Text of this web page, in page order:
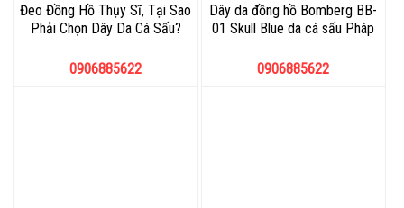
Đeo Đồng Hồ Thụy Sĩ, Tại Sao
Phải Chọn Dây Da Cá Sấu?
0906885622
Dây da đồng hồ Bomberg BB-
01 Skull Blue da cá sấu Pháp
0906885622